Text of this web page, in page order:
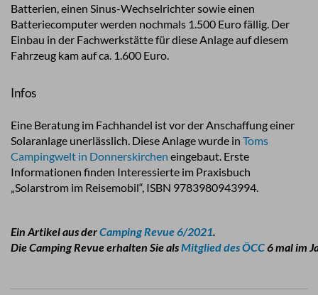
Batterien, einen Sinus-Wechselrichter sowie einen
Batteriecomputer werden nochmals 1.500 Euro fällig. Der
Einbau in der Fachwerkstätte für diese Anlage auf diesem
Fahrzeug kam auf ca. 1.600 Euro.
Infos
Eine Beratung im Fachhandel ist vor der Anschaffung einer
Solaranlage unerlässlich. Diese Anlage wurde in Toms
Campingwelt in Donnerskirchen eingebaut. Erste
Informationen finden Interessierte im Praxisbuch
„Solarstrom im Reisemobil“, ISBN 9783980943994.
Ein Artikel aus derCamping Revue 6/2021.
Die Camping Revue erhalten Sie alsMitglied des ÖCC6 mal im